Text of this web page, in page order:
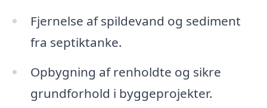
Fjernelse af spildevand og sediment
fra septiktanke.
Opbygning af renholdte og sikre
grundforhold i byggeprojekter.